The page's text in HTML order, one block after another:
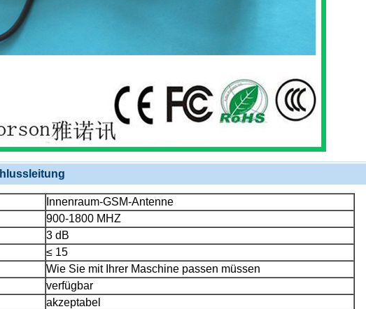
Innenraum-GSM-Antenne
900-1800 MHZ
3 dB
≤ 15
Wie Sie mit Ihrer Maschine passen müssen
verfügbar
akzeptabel